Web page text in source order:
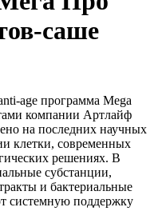
саше
age программа Mega
компании Артлайф
на последних научных
клетки, современных
решениях. В
субстанции,
и бактериальные
системную поддержку